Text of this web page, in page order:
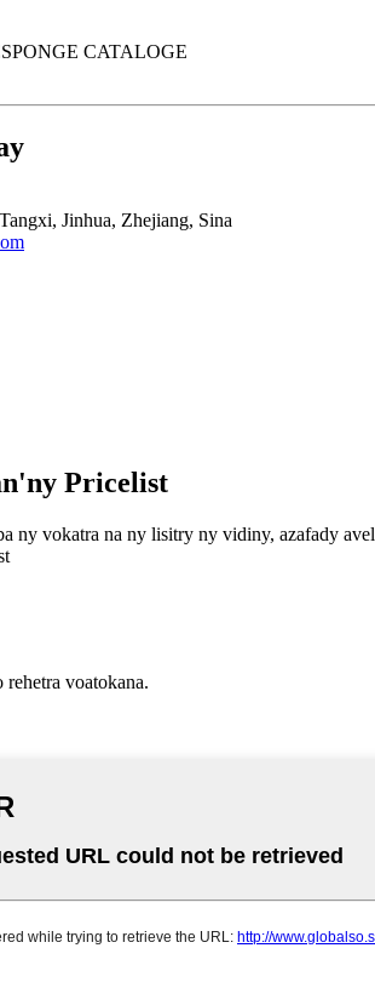
CATALOGE
Jinhua, Zhejiang, Sina
Pricelist
ny vokatra na ny lisitry ny vidiny, azafady
voatokana.